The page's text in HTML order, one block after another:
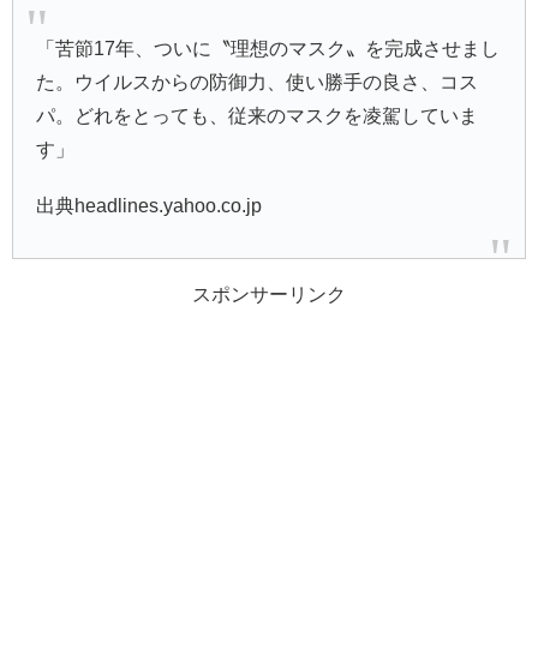
「苦節17年、ついに〝理想のマスク〟を完成させまし
た。ウイルスからの防御力、使い勝手の良さ、コス
パ。どれをとっても、従来のマスクを凌駕していま
す」
出典headlines.yahoo.co.jp
スポンサーリンク